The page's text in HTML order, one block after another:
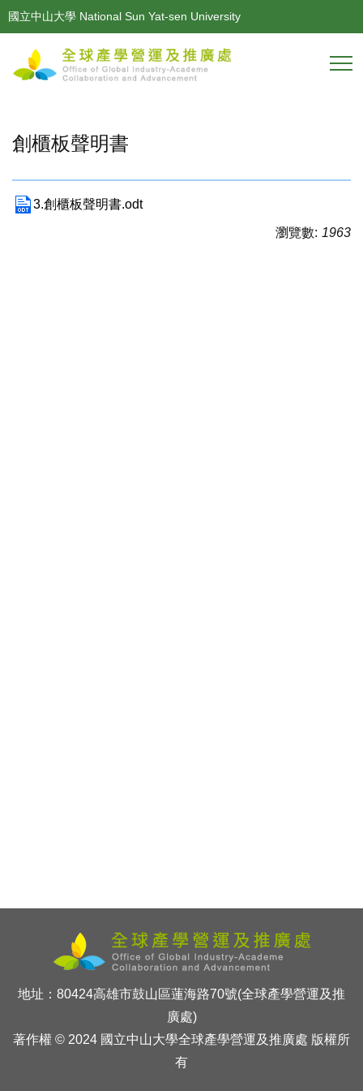
跳
到
要
國立中山大學 National Sun Yat-sen University
創櫃板聲明書
3.創櫃板聲明書.odt
瀏覽數: 1963
地址：80424高雄市鼓山區蓮海路70號(全球產學營運及推
廣處)
著作權 © 2024 國立中山大學全球產學營運及推廣處 版權所
有